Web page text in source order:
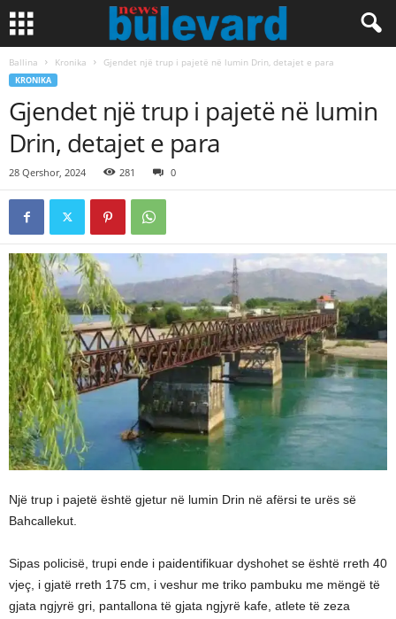
Ballina Kronika Gjendet një trup i pajetë në lumin Drin, detajet e para
KRONIKA
Gjendet një trup i pajetë në lumin
Drin, detajet e para
28 Qershor, 2024 281 0
Një trup i pajetë është gjetur në lumin Drin në afërsi te urës së
Bahcallekut.
Sipas policisë, trupi ende i paidentifikuar dyshohet se është rreth 40
vjeç, i gjatë rreth 175 cm, i veshur me triko pambuku me mëngë të
gjata ngjyrë gri, pantallona të gjata ngjyrë kafe, atlete të zeza